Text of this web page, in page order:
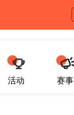
活动 赛事